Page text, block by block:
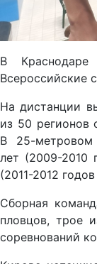
В
Всероссийские
На дистанции
из 50 регионов
В 25-метровом
лет (2009-2010
(2011-2012
Сборная
пловцов, трое
соревнований